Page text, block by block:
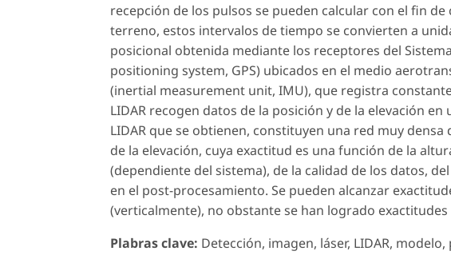
recepción de los pulsos se pueden calcular con el fin
terreno, estos intervalos de tiempo se convierten a
posicional obtenida mediante los receptores del
positioning system, GPS) ubicados en el medio
(inertial measurement unit, IMU), que registra
LIDAR recogen datos de la posición y de la elevación
LIDAR que se obtienen, constituyen una red muy
de la elevación, cuya exactitud es una función de la
(dependiente del sistema), de la calidad de los datos,
en el post-procesamiento. Se pueden alcanzar
(verticalmente), no obstante se han logrado
Plabras clave: Detección, imagen, láser, LIDAR,